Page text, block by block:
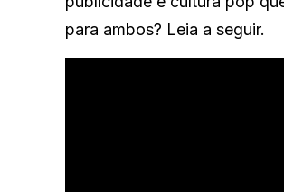
para ambos? Leia a seguir.